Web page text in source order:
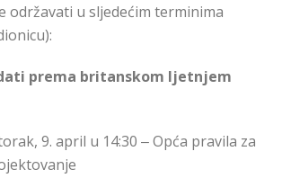
održavati u sljedećim terminima
prema britanskom ljetnjem
9. april u 14:30 ‒ Opća pravila za